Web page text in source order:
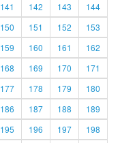
141 142 143
144
150 151 152
153
159 160 161
162
168 169 170
171
177 178 179
180
186 187 188
189
195 196 197
198